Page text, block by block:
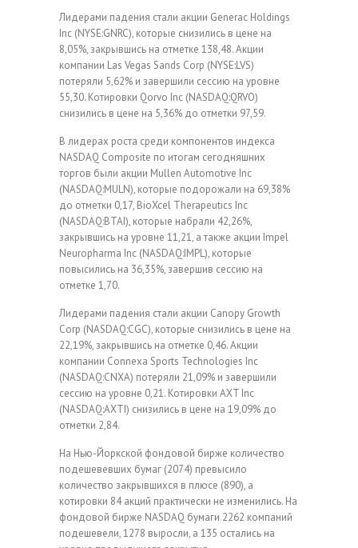
Лидерами падения стали акции Generac Holdings
Inc (NYSE:GNRC), которые снизились в цене на
8,05%, закрывшись на отметке 138,48. Акции
компании Las Vegas Sands Corp (NYSE:LVS)
потеряли 5,62% и завершили сессию на уровне
55,30. Котировки Qorvo Inc (NASDAQ:QRVO)
снизились в цене на 5,36% до отметки 97,59.
В лидерах роста среди компонентов индекса
NASDAQ Composite по итогам сегодняшних
торгов были акции Mullen Automotive Inc
(NASDAQ:MULN), которые подорожали на 69,38%
до отметки 0,17, BioXcel Therapeutics Inc
(NASDAQ:BTAI), которые набрали 42,26%,
закрывшись на уровне 11,21, а также акции Impel
Neuropharma Inc (NASDAQ:IMPL), которые
повысились на 36,35%, завершив сессию на
отметке 1,70.
Лидерами падения стали акции Canopy Growth
Corp (NASDAQ:CGC), которые снизились в цене на
22,19%, закрывшись на отметке 0,46. Акции
компании Connexa Sports Technologies Inc
(NASDAQ:CNXA) потеряли 21,09% и завершили
сессию на уровне 0,21. Котировки AXT Inc
(NASDAQ:AXTI) снизились в цене на 19,09% до
отметки 2,84.
На Нью-Йоркской фондовой бирже количество
подешевевших бумаг (2074) превысило
количество закрывшихся в плюсе (890), а
котировки 84 акций практически не изменились. На
фондовой бирже NASDAQ бумаги 2262 компаний
подешевели, 1278 выросли, a 135 остались на